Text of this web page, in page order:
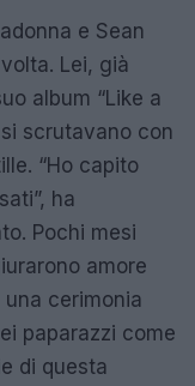
e Sean
Lei, già
album “Like a
scrutavano con
“Ho capito
ha
Pochi mesi
amore
cerimonia
paparazzi come
di questa